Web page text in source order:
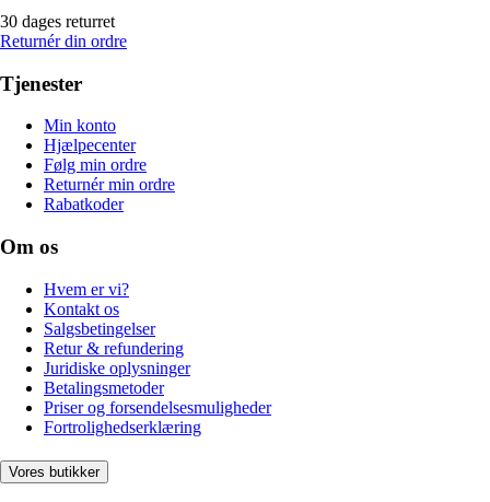
30 dages returret
Returnér din ordre
Tjenester
Min konto
Hjælpecenter
Følg min ordre
Returnér min ordre
Rabatkoder
Om os
Hvem er vi?
Kontakt os
Salgsbetingelser
Retur & refundering
Juridiske oplysninger
Betalingsmetoder
Priser og forsendelsesmuligheder
Fortrolighedserklæring
Vores butikker